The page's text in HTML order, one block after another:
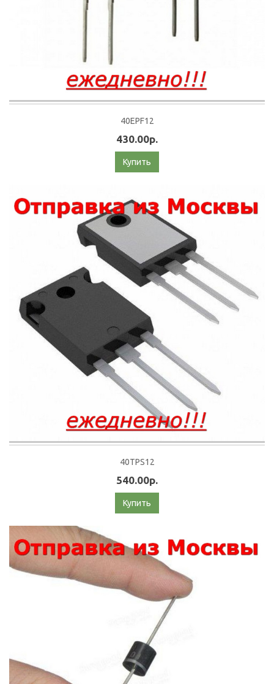
40EPF12
430.00р.
Купить
40TPS12
540.00р.
Купить